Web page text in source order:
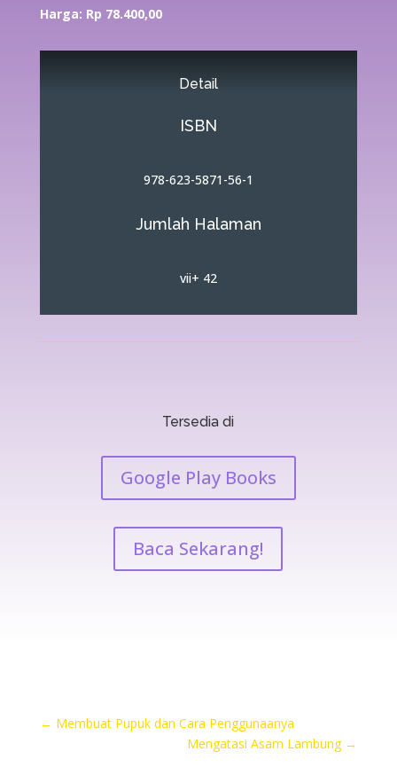
Harga: Rp 78.400,00
Detail
ISBN
978-623-5871-56-1
Jumlah Halaman
vii+ 42
Tersedia di
Google Play Books
Baca Sekarang!
← Membuat Pupuk dan Cara Penggunaanya
Mengatasi Asam Lambung→